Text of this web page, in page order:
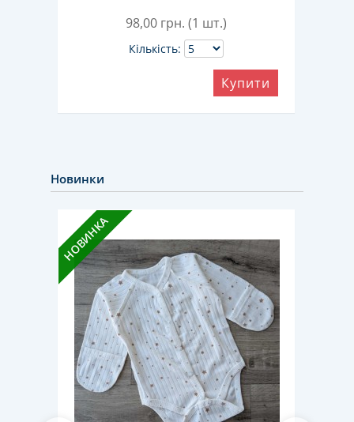
98,00 грн. (1 шт.)
Кількість:
Купити
Новинки
НОВИНКА